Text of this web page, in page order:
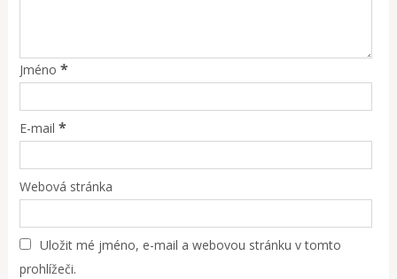
Jméno *
E-mail *
Webová stránka
Uložit mé jméno, e-mail a webovou stránku v tomto
prohlížeči.